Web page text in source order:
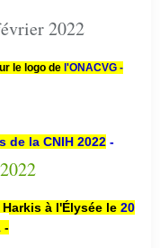
2022
le logo de l'ONACVG -
de la CNIH 2022 -
à l'Élysée le 20
-